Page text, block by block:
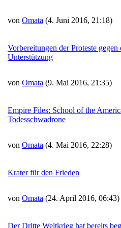
von Omata (4. Juni 2016, 21:18)
Vorbereitungen der Proteste
Unterstützung
von Omata (9. Mai 2016, 21:35)
Empire Files: School of the
Todesschwadrone
von Omata (4. Mai 2016, 22:28)
Krater für den Frieden
von Omata (24. April 2016, 06:43)
Der Dritte Weltkrieg hat bereits